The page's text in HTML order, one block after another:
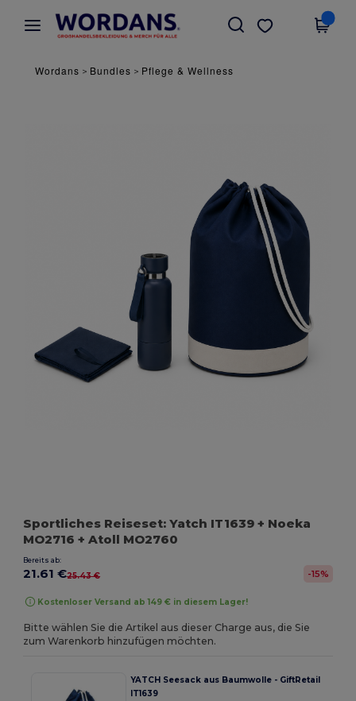
× Wordans App
Bessere Preise in der App!
App holen
Wordans > Bundles > Pflege & Wellness
Sportliches Reiseset: Yatch IT1639 + Noeka
MO2716 + Atoll MO2760
Bereits ab:
21.61 €25.43 € -15%
Kostenloser Versand ab 149 € in diesem Lager!
Bitte wählen Sie die Artikel aus dieser Charge aus, die Sie
zum Warenkorb hinzufügen möchten.
YATCH Seesack aus Baumwolle - GiftRetail
IT1639